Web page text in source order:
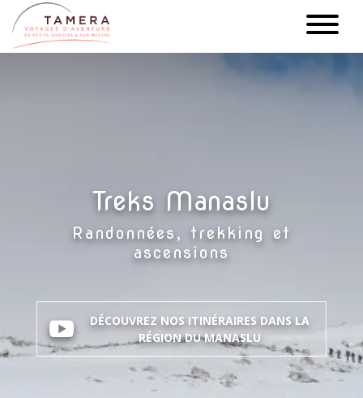
Aller
au
contenu
Treks Manaslu
Randonnées, trekking et
ascensions
DÉCOUVREZ NOS ITINÉRAIRES DANS LA
RÉGION DU MANASLU